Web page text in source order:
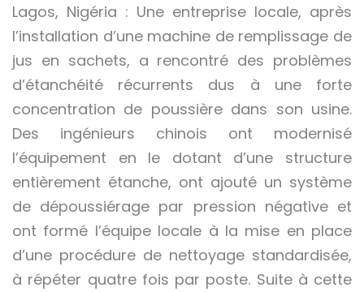
Lagos, Nigéria : Une entreprise locale, après
l’installation d’une machine de remplissage de
jus en sachets, a rencontré des problèmes
d’étanchéité récurrents dus à une forte
concentration de poussière dans son usine.
Des ingénieurs chinois ont modernisé
l’équipement en le dotant d’une structure
entièrement étanche, ont ajouté un système
de dépoussiérage par pression négative et
ont formé l’équipe locale à la mise en place
d’une procédure de nettoyage standardisée,
à répéter quatre fois par poste. Suite à cette